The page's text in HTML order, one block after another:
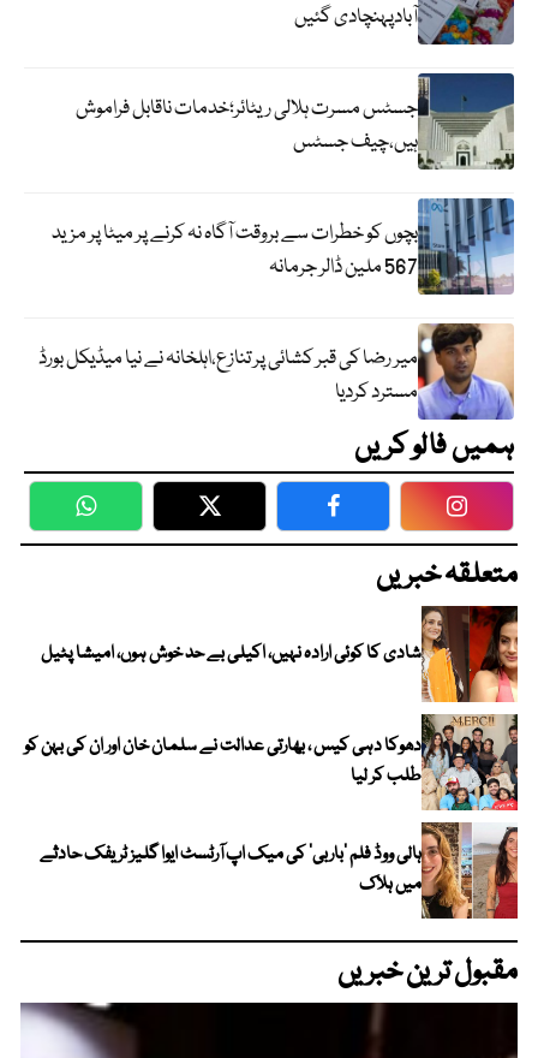
آبادپہنچادی گئیں
جسٹس مسرت ہلالی ریٹائر؛خدمات ناقابل فراموش
ہیں،چیف جسٹس
بچوں کو خطرات سے بروقت آگاہ نہ کرنے پر میٹا پر مزید
567 ملین ڈالر جرمانہ
میر رضا کی قبر کشائی پر تنازع،اہلخانہ نے نیا میڈیکل بورڈ
مسترد کردیا
ہمیں فالو کریں
WhatsApp Twitter Facebook
متعلقہ خبریں
شادی کا کوئی ارادہ نہیں، اکیلی بے حد خوش ہوں، امیشا پٹیل
دھوکا دہی کیس ، بھارتی عدالت نے سلمان خان اور ان کی بہن کو
طلب کر لیا
ہالی ووڈ فلم ’باربی‘ کی میک اپ آرٹسٹ ایوا گلیز ٹریفک حادثے
میں ہلاک
مقبول ترین خبریں